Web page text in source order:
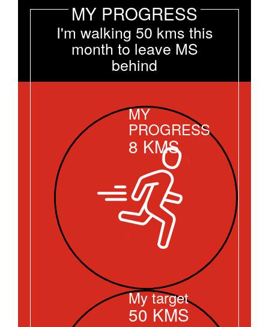
MY PROGRESS
I'm walking 50 kms this
month to leave MS
behind
MY
PROGRESS
8 KMS
My target
50 KMS